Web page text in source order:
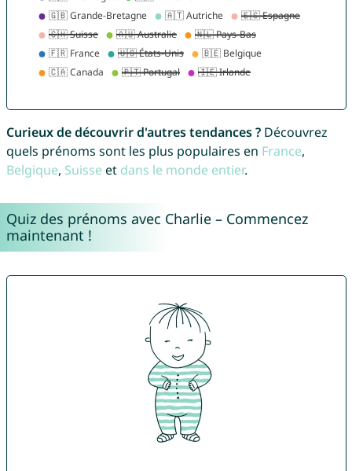
Curieux de découvrir d'autres tendances ?Découvrez
quels prénoms sont les plus populaires en France,
Belgique, Suisse et dans le monde entier.
Quiz des prénoms avec Charlie – Commencez
maintenant !